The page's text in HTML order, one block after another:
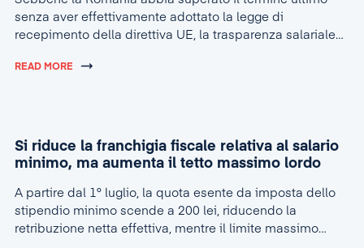
senza aver effettivamente adottato la legge di
recepimento della direttiva UE, la trasparenza salariale
delle risorse umane.
READ MORE
Si riduce la franchigia fiscale relativa al salario
minimo, ma aumenta il tetto massimo lordo
A partire dal 1° luglio, la quota esente da imposta dello
stipendio minimo scende a 200 lei, riducendo la
retribuzione netta effettiva, mentre il limite massimo